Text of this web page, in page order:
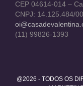
CEP 04614-014 –
CNPJ: 14.125.484/
(11) 99826-1393
@2026 - TODOS OS